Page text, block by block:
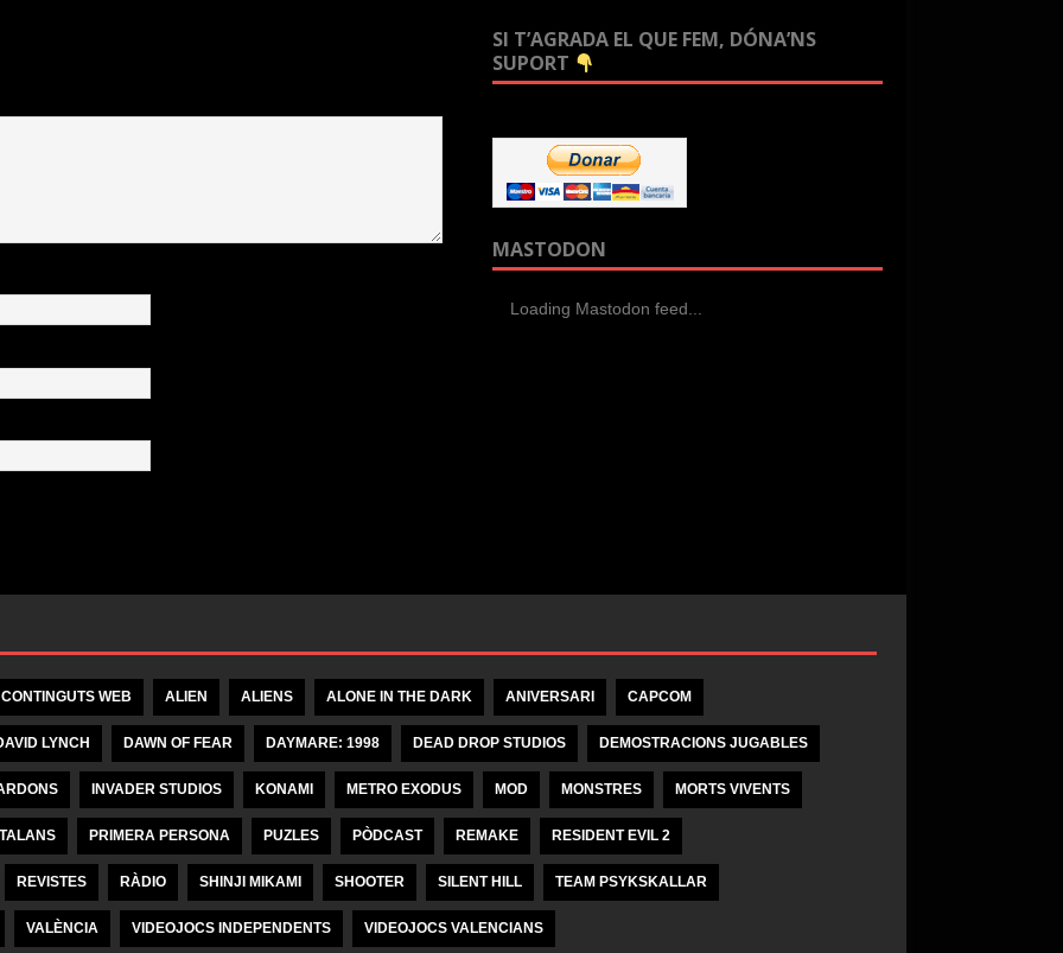
SI T’AGRADA EL QUE FEM, DÓNA’NS
SUPORT
MASTODON
Loading Mastodon feed...
WEB ALIEN ALIENS ALONE IN THE DARK ANIVERSARI CAPCOM
LYNCH DAWN OF FEAR DAYMARE: 1998 DEAD DROP STUDIOS DEMOSTRACIONS JUGABLES
INVADER STUDIOS KONAMI METRO EXODUS MOD MONSTRES MORTS VIVENTS
PRIMERA PERSONA PUZLES PÒDCAST REMAKE RESIDENT EVIL 2
REVISTES RÀDIO SHINJI MIKAMI SHOOTER SILENT HILL TEAM PSYKSKALLAR
VALÈNCIA VIDEOJOCS INDEPENDENTS VIDEOJOCS VALENCIANS